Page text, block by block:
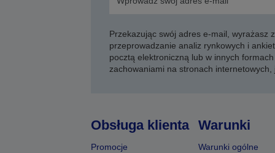
Przekazując swój adres e-mail, wyrażasz
przeprowadzanie analiz rynkowych i
pocztą elektroniczną lub w innych
zachowaniami na stronach internetowych,
Obsługa klienta
Promocje
Warunki
Warunki ogólne